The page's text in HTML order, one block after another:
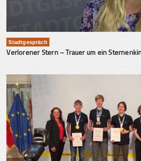
Stadtgespräch
Verlorener Stern – Trauer um ein